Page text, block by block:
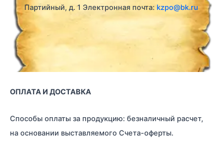
Партийный, д. 1 Электронная почта: kzpo@bk.ru
ОПЛАТА И ДОСТАВКА
Способы оплаты за продукцию: безналичный расчет,
на основании выставляемого Счета-оферты.